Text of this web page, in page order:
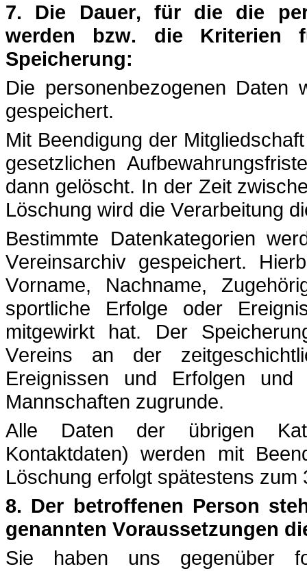
7. Die Dauer, für die die
werden bzw. die Kriterien
Speicherung:
Die personenbezogenen Daten
gespeichert.
Mit Beendigung der
gesetzlichen
dann gelöscht. In der Zeit
Löschung wird die Verarbeitung
Bestimmte Datenkategorien
Vereinsarchiv gespeichert.
Vorname, Nachname,
sportliche Erfolge oder
mitgewirkt hat. Der
Vereins an der
Ereignissen und Erfolgen und
Mannschaften zugrunde.
Alle Daten der übrigen
Kontaktdaten) werden mit
Löschung erfolgt spätestens
8. Der betroffenen Person
genannten Voraussetzungen
Sie haben uns gegenüber